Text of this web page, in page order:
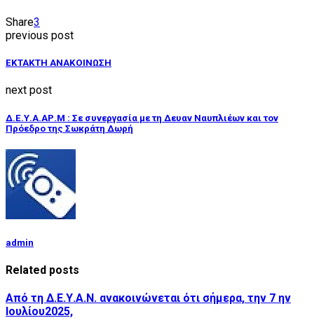
Share3
previous post
ΕΚΤΑΚΤΗ ΑΝΑΚΟΙΝΩΣΗ
next post
Δ.Ε.Υ.Α.ΑΡ.Μ : Σε συνεργασία με τη Δευαν Ναυπλιέων και τον
Πρόεδρο της Σωκράτη Δωρή
admin
Related posts
Από τη Δ.Ε.Υ.Α.Ν. ανακοινώνεται ότι σήμερα, την 7 ην
Ιουλίου2025,